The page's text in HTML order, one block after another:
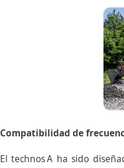
Compatibilidad de
El technos A ha sido